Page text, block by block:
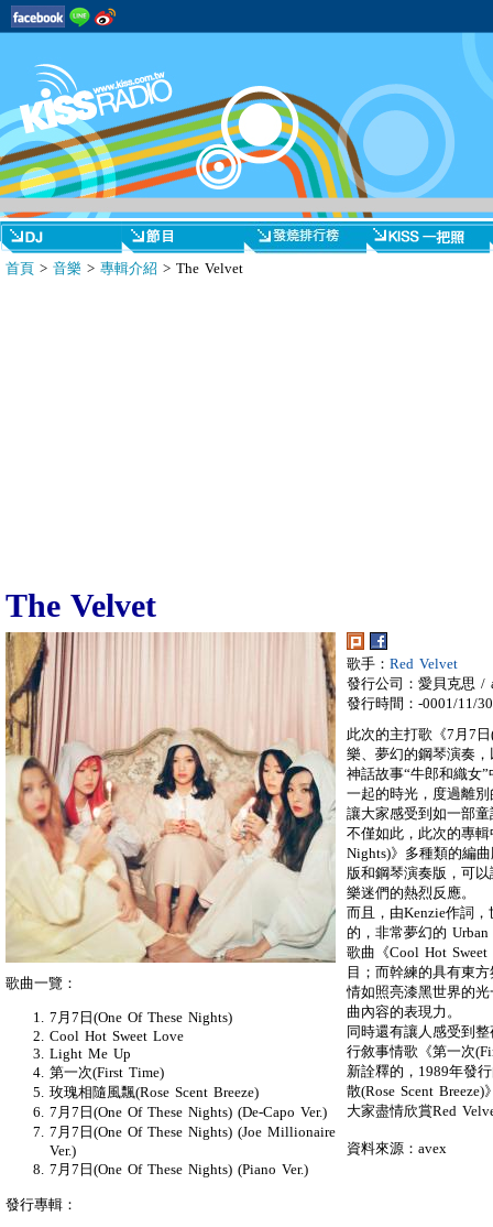
首頁 > 音樂 > 專輯介紹 > The Velvet
The Velvet
歌手： Red Velvet
發行公司：愛貝克思 /
發行時間：-0001/11/30
此次的主打歌《7月7
樂、夢幻的鋼琴演奏
神話故事“牛郎和織女
一起的時光，度過離
讓大家感受到如一部
不僅如此，此次的專
Nights)》多種類的編
版和鋼琴演奏版，可
樂迷們的熱烈反應。
而且，由Kenzie作詞
的，非常夢幻的
歌曲《Cool Hot
目；而幹練的具有東
情如照亮漆黑世界的
曲內容的表現力。
同時還有讓人感受到
行敘事情歌《第一次
新詮釋的，1989年發
散(Rose Scent
大家盡情欣賞Red
資料來源：avex
歌曲一覽：
7月7日(One Of These Nights)
Cool Hot Sweet Love
Light Me Up
第一次(First Time)
玫瑰相隨風飄(Rose Scent Breeze)
7月7日(One Of These Nights) (De-Capo Ver.)
7月7日(One Of These Nights) (Joe Millionaire
Ver.)
7月7日(One Of These Nights) (Piano Ver.)
發行專輯：